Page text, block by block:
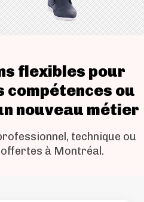
flexibles pour
compétences ou
nouveau métier
technique ou
à Montréal.